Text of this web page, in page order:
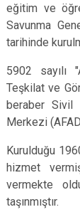
eğitim ve
Savunma
tarihinde
5902 sayılı
Teşkilat ve
beraber Sivil
Merkezi
Kurulduğu
hizmet
vermekte
taşınmıştır.